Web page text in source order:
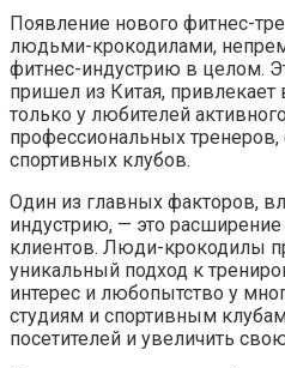
Появление нового фитнес-
людьми-крокодилами,
фитнес-индустрию в целом.
пришел из Китая,
только у любителей
профессиональных тренеров,
спортивных клубов.
Один из главных факторов,
индустрию, — это
клиентов. Люди-крокодилы
уникальный подход к
интерес и любопытство у
студиям и спортивным
посетителей и увеличить